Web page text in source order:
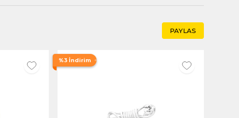
PAYLAS
%3 İndirim